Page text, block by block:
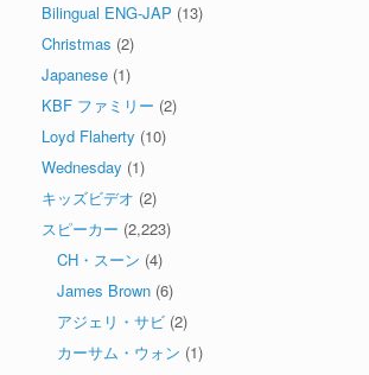
Bilingual ENG-JAP (13)
Christmas (2)
Japanese (1)
KBF ファミリー (2)
Loyd Flaherty (10)
Wednesday (1)
キッズビデオ (2)
スピーカー (2,223)
CH・スーン (4)
James Brown (6)
アジェリ・サビ (2)
カーサム・ウォン (1)